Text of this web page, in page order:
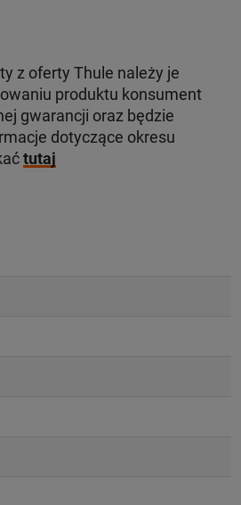
z oferty Thule należy je
produktu konsument
gwarancji oraz będzie
dotyczące okresu
tutaj